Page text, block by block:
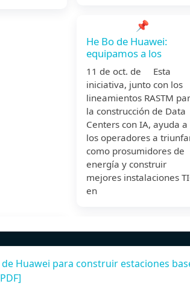
📌
He Bo de Huawei:
equipamos a los
11 de oct. de Esta
iniciativa, junto con los
lineamientos RASTM
la construcción de Data
Centers con IA, ayuda a
los operadores a
como prosumidores de
energía y construir
mejores instalaciones
en
de Huawei para construir estaciones